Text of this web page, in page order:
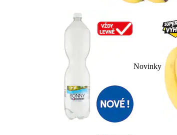
Novinky